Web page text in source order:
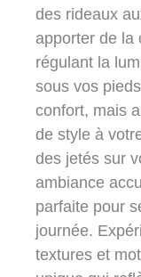
des rideaux
apporter de la
régulant la
sous vos
confort, mais
de style à
des jetés sur
ambiance
parfaite pour
journée.
textures et